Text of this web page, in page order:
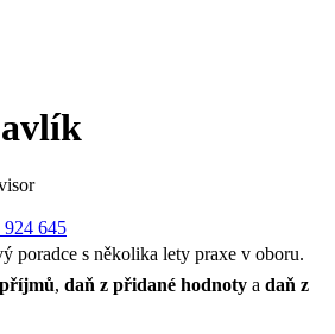
924 645
poradce s několika lety praxe v oboru.
, daň z přidané hodnoty a daň z